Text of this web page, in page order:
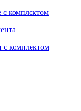
с комплектом
с комплектом